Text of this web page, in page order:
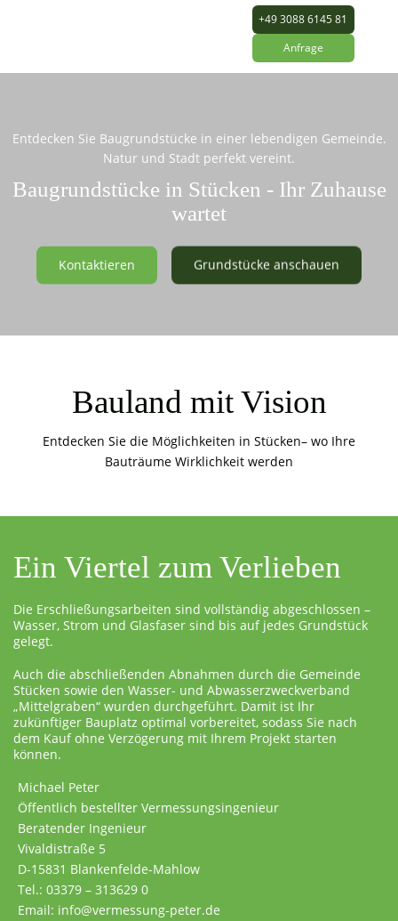
+49 3088 6145 81
Anfrage
Entdecken Sie Baugrundstücke in einer lebendigen Gemeinde.
Natur und Stadt perfekt vereint.
Baugrundstücke in Stücken - Ihr Zuhause
wartet
Kontaktieren Grundstücke anschauen
Bauland mit Vision
Entdecken Sie die Möglichkeiten in Stücken– wo Ihre
Bauträume Wirklichkeit werden
Ein Viertel zum Verlieben
Die Erschließungsarbeiten sind vollständig abgeschlossen –
Wasser, Strom und Glasfaser sind bis auf jedes Grundstück
gelegt.
Auch die abschließenden Abnahmen durch die Gemeinde
Stücken sowie den Wasser- und Abwasserzweckverband
„Mittelgraben“ wurden durchgeführt. Damit ist Ihr
zukünftiger Bauplatz optimal vorbereitet, sodass Sie nach
dem Kauf ohne Verzögerung mit Ihrem Projekt starten
können.
Michael Peter
Öffentlich bestellter Vermessungsingenieur
Beratender Ingenieur
Vivaldistraße 5
D-15831 Blankenfelde-Mahlow
Tel.: 03379 – 313629 0
Email: info@vermessung-peter.de